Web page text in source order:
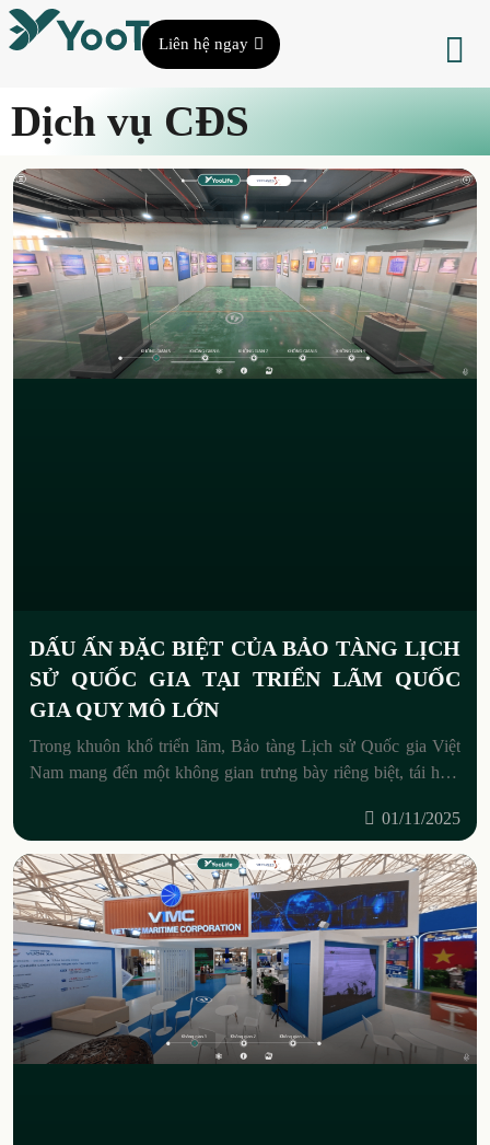
Liên hệ ngay
Dịch vụ CĐS
DẤU ẤN ĐẶC BIỆT CỦA BẢO TÀNG LỊCH
SỬ QUỐC GIA TẠI TRIỂN LÃM QUỐC
GIA QUY MÔ LỚN
Trong khuôn khổ triển lãm, Bảo tàng Lịch sử Quốc gia Việt
Nam mang đến một không gian trưng bày riêng biệt, tái hiện
01/11/2025